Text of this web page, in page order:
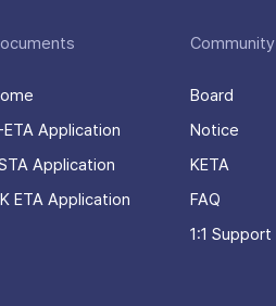
ETA Application
Application
ETA Application
Community
Board
Notice
KETA
FAQ
1:1 Support